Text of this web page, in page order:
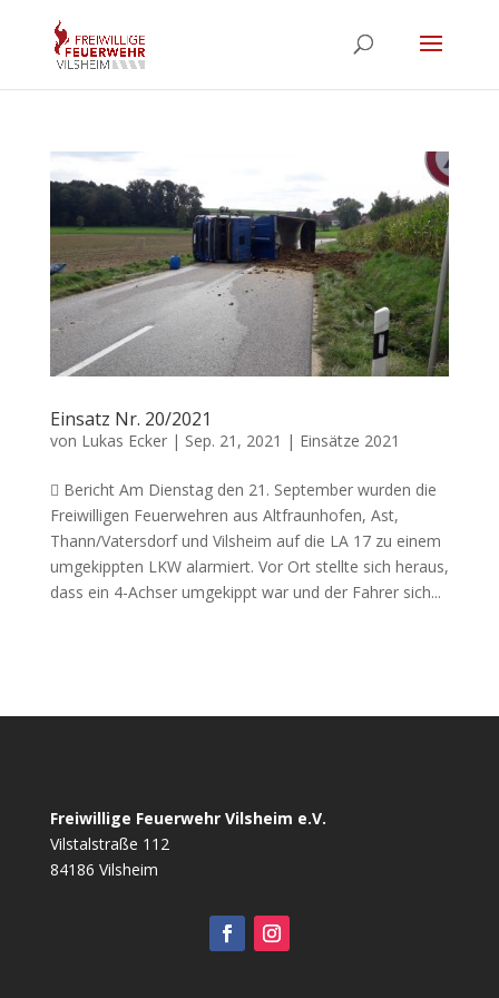
Einsatz Nr. 20/2021
von Lukas Ecker| Sep. 21, 2021 | Einsätze 2021
 Bericht Am Dienstag den 21. September wurden die
Freiwilligen Feuerwehren aus Altfraunhofen, Ast,
Thann/Vatersdorf und Vilsheim auf die LA 17 zu einem
umgekippten LKW alarmiert. Vor Ort stellte sich heraus,
dass ein 4-Achser umgekippt war und der Fahrer sich...
Freiwillige Feuerwehr Vilsheim e.V.
Vilstalstraße 112
84186 Vilsheim